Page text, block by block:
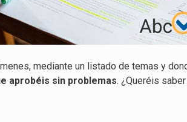
mediante un listado de temas y
aprobéis sin problemas. ¿Queréis